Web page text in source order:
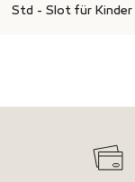
Std - Slot für Kinder